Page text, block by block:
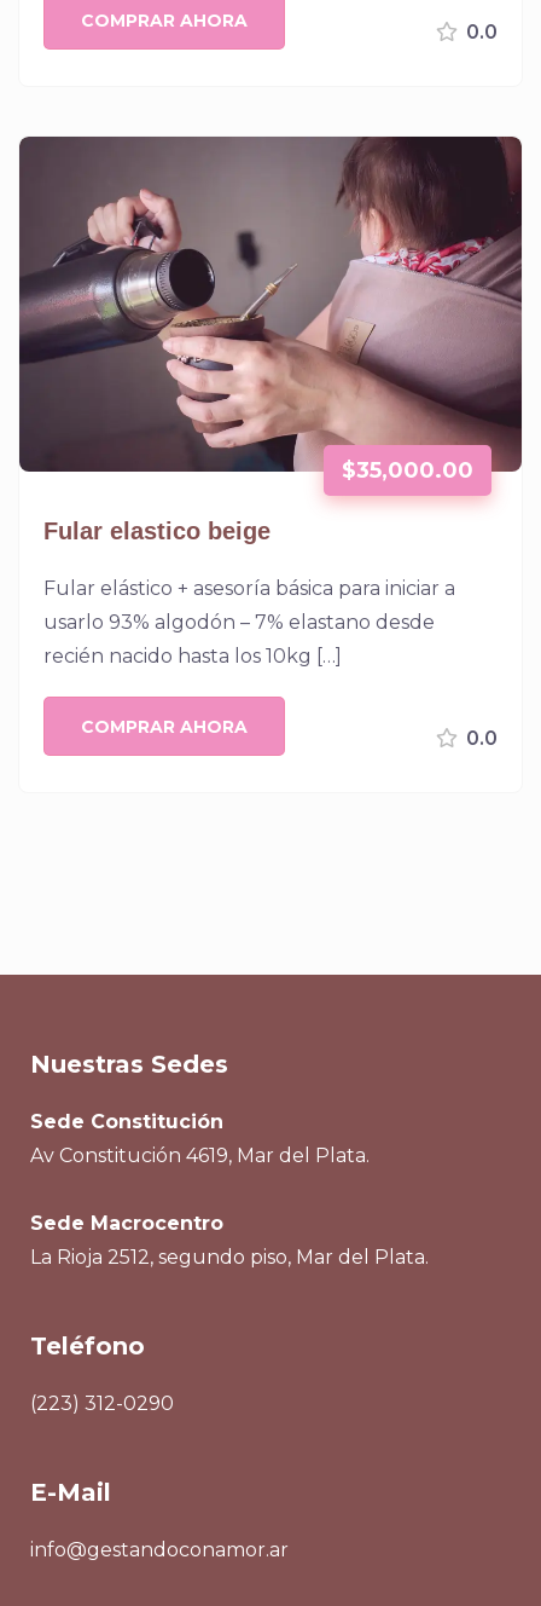
COMPRAR AHORA 0.0
$35,000.00
Fular elastico beige
Fular elástico + asesoría básica para iniciar a
usarlo 93% algodón – 7% elastano desde
recién nacido hasta los 10kg […]
COMPRAR AHORA 0.0
Nuestras Sedes
Sede Constitución
Av Constitución 4619, Mar del Plata.
Sede Macrocentro
La Rioja 2512, segundo piso, Mar del Plata.
Teléfono
(223) 312-0290
E-Mail
info@gestandoconamor.ar